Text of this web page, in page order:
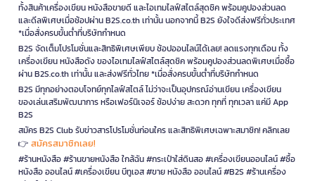
ทั้งสินค้าเครื่องเขียน หนังสือขายดี และไอเทมไลฟ์สไตล์สุดชิค พร้อมคูปองส่วนลด
และดีลพิเศษเมื่อช้อปผ่าน B2S.co.th เท่านั้น นอกจากนี้ B2S ยังใจดีส่งฟรีทั่วประเทศ
*เมื่อสั่งครบขั้นต่ำที่บริษัทกำหนด
B2S จัดเต็มโปรโมชั่นและสิทธิพิเศษเพียบ ช้อปออนไลน์ได้เลย! ลดแรงทุกเดือน ทั้ง
เครื่องเขียน หนังสือดัง ของไอเทมไลฟ์สไตล์สุดชิค พร้อมคูปองส่วนลดพิเศษเมื่อซื้อ
ผ่าน B2S.co.th เท่านั้น และส่งฟรีทั่วไทย *เมื่อสั่งครบขั้นต่ำที่บริษัทกำหนด
B2S มีทุกอย่างตอบโจทย์ทุกไลฟ์สไตล์ ไม่ว่าจะเป็นอุปกรณ์อ่านเขียน เครื่องเขียน
ของเล่นเสริมพัฒนาการ หรือเฟอร์นิเจอร์ ช้อปง่าย สะดวก ทุกที่ ทุกเวลา แค่มี App
B2S
สมัคร B2S Club รับข่าวสารโปรโมชั่นก่อนใคร และสิทธิพิเศษเฉพาะสมาชิก! คลิกเลย
👉 สมัครสมาชิกเลย!
#ร้านหนังสือ #ร้านขายหนังสือ ใกล้ฉัน #กระเป๋าใส่ดินสอ #เครื่องเขียนออนไลน์ #ซื้อ
หนังสือ ออนไลน์ #เครื่องเขียน บีทูเอส #ขาย หนังสือ ออนไลน์ #B2S #ร้านเครื่อง